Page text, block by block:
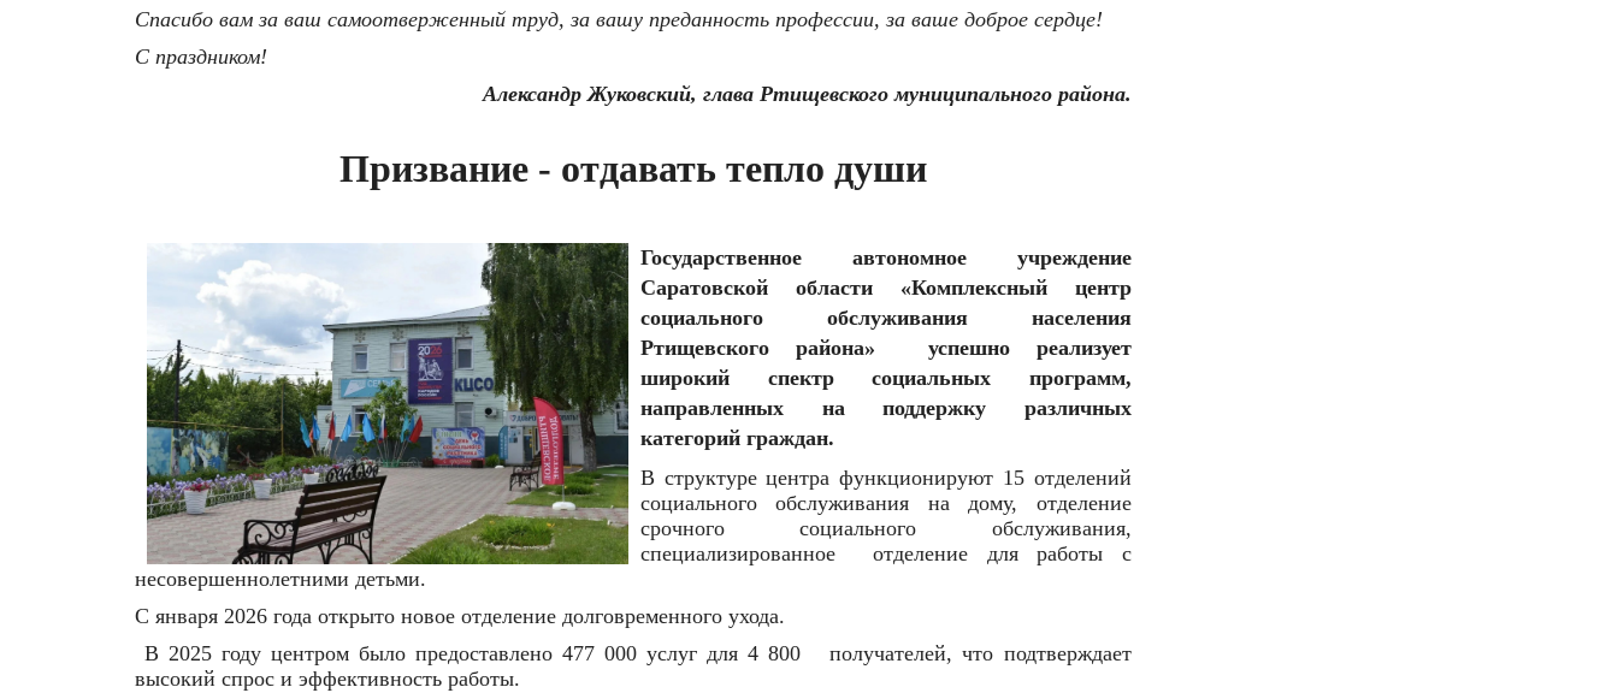
Спасибо вам за ваш самоотверженный труд, за вашу преданность профессии, за ваше доброе сердце!
С праздником!
Александр Жуковский, глава Ртищевского муниципального района.
Призвание - отдавать тепло души
Государственное автономное учреждение
Саратовской области «Комплексный центр
социального обслуживания населения
Ртищевского района»
успешно реализует
широкий спектр социальных программ,
направленных на поддержку различных
категорий граждан.
В структуре центра функционируют 15 отделений
социального обслуживания на дому, отделение
срочного социального обслуживания,
специализированное
отделение для работы с
несовершеннолетними детьми.
С января 2026 года открыто новое отделение долговременного ухода.
В 2025 году центром было предоставлено 477 000 услуг для 4 800
получателей, что подтверждает
высокий спрос и эффективность работы.